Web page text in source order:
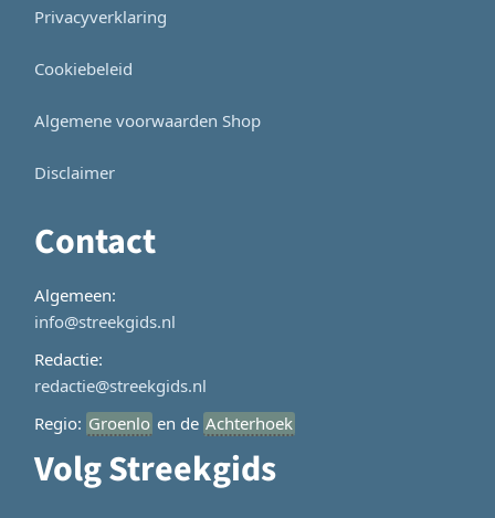
Privacyverklaring
Cookiebeleid
Algemene voorwaarden Shop
Disclaimer
Contact
Algemeen:
info@streekgids.nl
Redactie:
redactie@streekgids.nl
Regio: Groenlo en de Achterhoek
Volg Streekgids